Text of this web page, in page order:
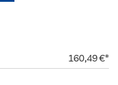
160,49 €*